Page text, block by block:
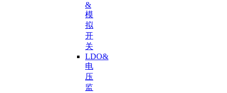
&
模
拟
开
关
LDO&
电
压
监